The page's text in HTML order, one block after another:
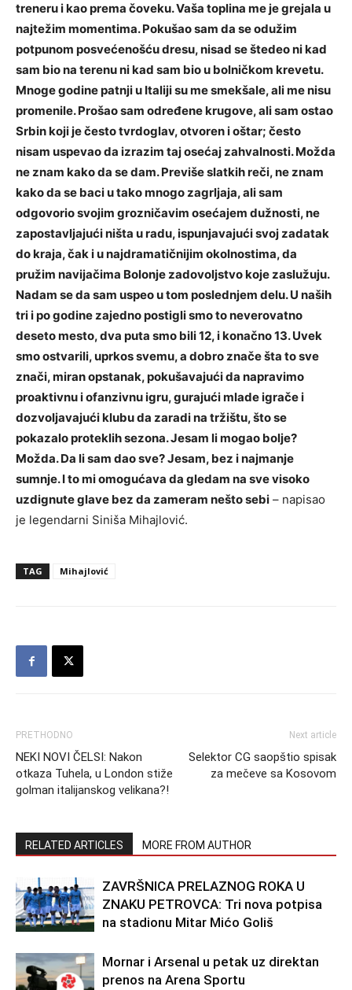
treneru i kao prema čoveku. Vaša toplina me je grejala u
najtežim momentima. Pokušao sam da se odužim
potpunom posvećenošću dresu, nisad se štedeo ni kad
sam bio na terenu ni kad sam bio u bolničkom krevetu.
Mnoge godine patnji u Italiji su me smekšale, ali me nisu
promenile. Prošao sam određene krugove, ali sam ostao
Srbin koji je često tvrdoglav, otvoren i oštar; često
nisam uspevao da izrazim taj osećaj zahvalnosti. Možda
ne znam kako da se dam. Previše slatkih reči, ne znam
kako da se baci u tako mnogo zagrljaja, ali sam
odgovorio svojim grozničavim osećajem dužnosti, ne
zapostavljajući ništa u radu, ispunjavajući svoj zadatak
do kraja, čak i u najdramatičnijim okolnostima, da
pružim navijačima Bolonje zadovoljstvo koje zaslužuju.
Nadam se da sam uspeo u tom poslednjem delu. U naših
tri i po godine zajedno postigli smo to neverovatno
deseto mesto, dva puta smo bili 12, i konačno 13. Uvek
smo ostvarili, uprkos svemu, a dobro znače šta to sve
znači, miran opstanak, pokušavajući da napravimo
proaktivnu i ofanzivnu igru, gurajući mlade igrače i
dozvoljavajući klubu da zaradi na tržištu, što se
pokazalo proteklih sezona. Jesam li mogao bolje?
Možda. Da li sam dao sve? Jesam, bez i najmanje
sumnje. I to mi omogućava da gledam na sve visoko
uzdignute glave bez da zameram nešto sebi – napisao
je legendarni Siniša Mihajlović.
TAG Mihajlović
PRETHODNO
NEKI NOVI ČELSI: Nakon
otkaza Tuhela, u London stiže
golman italijanskog velikana?!
Next article
Selektor CG saopštio spisak
za mečeve sa Kosovom
RELATED ARTICLES MORE FROM AUTHOR
ZAVRŠNICA PRELAZNOG ROKA U
ZNAKU PETROVCA: Tri nova potpisa
na stadionu Mitar Mićo Goliš
Mornar i Arsenal u petak uz direktan
prenos na Arena Sportu